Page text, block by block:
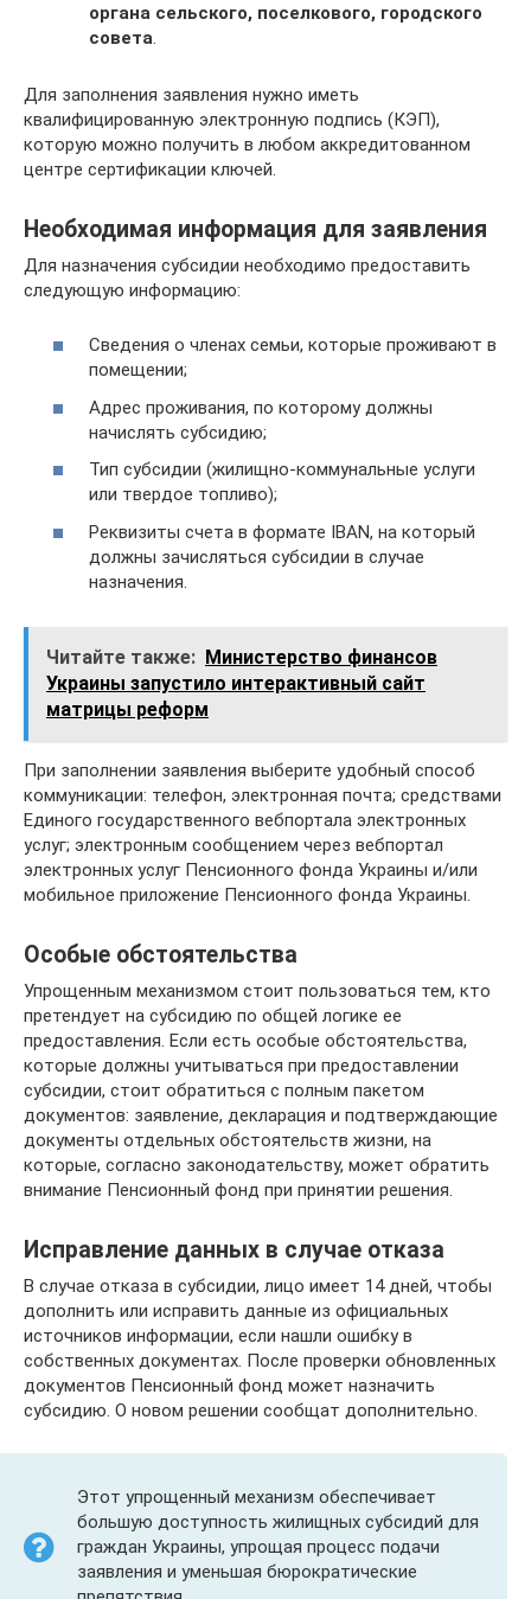
органа сельского, поселкового, городского
совета
Для заполнения заявления нужно иметь
квалифицированную электронную подпись (КЭП),
которую можно получить в любом аккредитованном
центре сертификации ключей.
Необходимая информация для заявления
Для назначения субсидии необходимо предоставить
следующую информацию:
Сведения о членах семьи, которые проживают в
помещении;
Адрес проживания, по которому должны
начислять субсидию;
Тип субсидии (жилищно-коммунальные услуги
или твердое топливо);
Реквизиты счета в формате IBAN, на который
должны зачисляться субсидии в случае
назначения.
Читайте также: Министерство финансов
Украины запустило интерактивный сайт
матрицы реформ
При заполнении заявления выберите удобный способ
коммуникации: телефон, электронная почта; средствами
Единого государственного вебпортала электронных
услуг; электронным сообщением через вебпортал
электронных услуг Пенсионного фонда Украины и/или
мобильное приложение Пенсионного фонда Украины.
Особые обстоятельства
Упрощенным механизмом стоит пользоваться тем, кто
претендует на субсидию по общей логике ее
предоставления. Если есть особые обстоятельства,
которые должны учитываться при предоставлении
субсидии, стоит обратиться с полным пакетом
документов: заявление, декларация и подтверждающие
документы отдельных обстоятельств жизни, на
которые, согласно законодательству, может обратить
внимание Пенсионный фонд при принятии решения.
Исправление данных в случае отказа
В случае отказа в субсидии, лицо имеет 14 дней, чтобы
дополнить или исправить данные из официальных
источников информации, если нашли ошибку в
собственных документах. После проверки обновленных
документов Пенсионный фонд может назначить
субсидию. О новом решении сообщат дополнительно.
Этот упрощенный механизм обеспечивает
большую доступность жилищных субсидий для
граждан Украины, упрощая процесс подачи
заявления и уменьшая бюрократические